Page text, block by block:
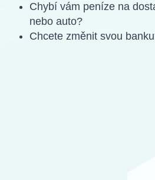
Chybí vám peníze na
nebo auto?
Chcete změnit svou